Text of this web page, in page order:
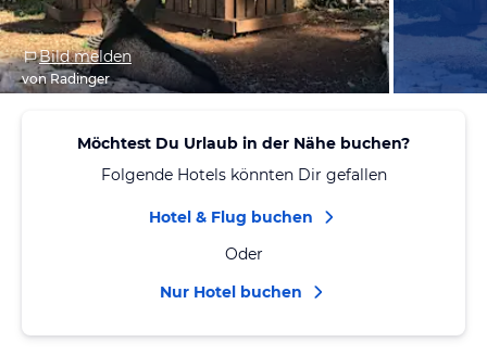
Bild melden
von Radinger
Möchtest Du Urlaub in der Nähe buchen?
Folgende Hotels könnten Dir gefallen
Hotel & Flug buchen
Oder
Nur Hotel buchen